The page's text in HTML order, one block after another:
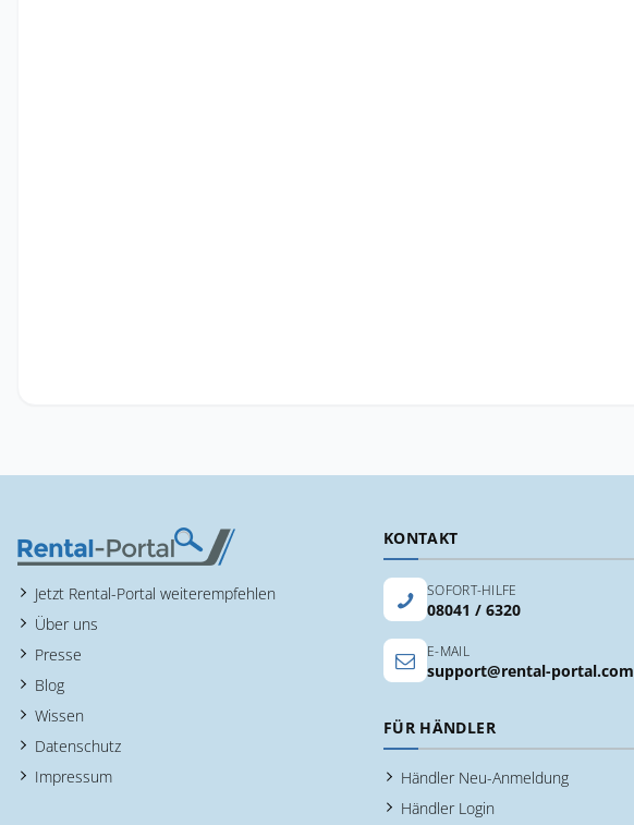
Jetzt Rental-Portal weiterempfehlen
Über uns
Presse
Blog
Wissen
Datenschutz
Impressum
KONTAKT
SOFORT-HILFE
08041 / 6320
E-MAIL
support@rental-portal.com
FÜR HÄNDLER
Händler Neu-Anmeldung
Händler Login